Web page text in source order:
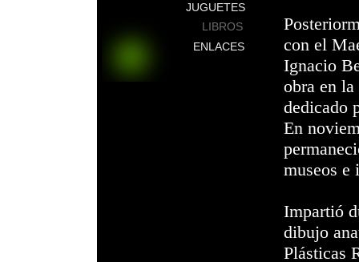
JUGUETES
LIBROS
ENLACES
con el
Ignacio
obra en
dedicado
En
museos e
Impartió
dibujo
Plásticas